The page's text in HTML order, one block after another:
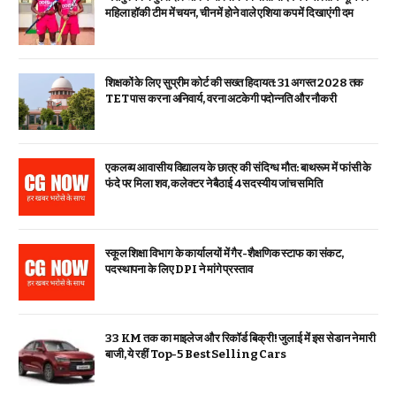
महिला हॉकी टीम में चयन, चीन में होने वाले एशिया कप में दिखाएंगी दम
शिक्षकों के लिए सुप्रीम कोर्ट की सख्त हिदायत: 31 अगस्त 2028 तक
TET पास करना अनिवार्य, वरना अटकेगी पदोन्नति और नौकरी
एकलव्य आवासीय विद्यालय के छात्र की संदिग्ध मौत: बाथरूम में फांसी के
फंदे पर मिला शव, कलेक्टर ने बैठाई 4 सदस्यीय जांच समिति
स्कूल शिक्षा विभाग के कार्यालयों में गैर-शैक्षणिक स्टाफ का संकट,
पदस्थापना के लिए DPI ने मांगे प्रस्ताव
33 KM तक का माइलेज और रिकॉर्ड बिक्री! जुलाई में इस सेडान ने मारी
बाजी, ये रहीं Top-5 Best Selling Cars